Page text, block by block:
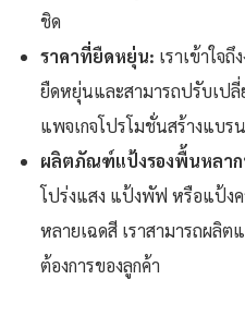
ชิด
ราคาที่ยืดหยุ่น: เราเข้าใจ
ยืดหยุ่นและสามารถปรับเป
แพจเกจโปรโมชั่นสร้างแบร
ผลิตภัณฑ์แป้งรองพื้นหลา
โปร่งแสง แป้งพัฟ หรือแป้ง
หลายเฉดสี เราสามารถผลิ
ต้องการของลูกค้า